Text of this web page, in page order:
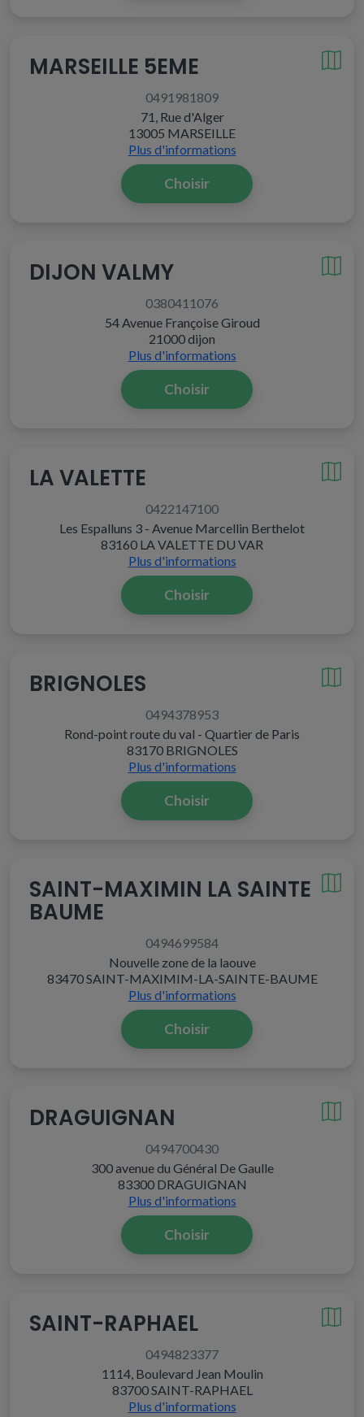
MARSEILLE 5EME
0491981809
71, Rue d'Alger
13005 MARSEILLE
Plus d'informations
Choisir
DIJON VALMY
0380411076
54 Avenue Françoise Giroud
21000 dijon
Plus d'informations
Choisir
LA VALETTE
0422147100
Les Espalluns 3 - Avenue Marcellin Berthelot
83160 LA VALETTE DU VAR
Plus d'informations
Choisir
BRIGNOLES
0494378953
Rond-point route du val - Quartier de Paris
83170 BRIGNOLES
Plus d'informations
Choisir
SAINT-MAXIMIN LA SAINTE
BAUME
0494699584
Nouvelle zone de la laouve
83470 SAINT-MAXIMIM-LA-SAINTE-BAUME
Plus d'informations
Choisir
DRAGUIGNAN
0494700430
300 avenue du Général De Gaulle
83300 DRAGUIGNAN
Plus d'informations
Choisir
SAINT-RAPHAEL
0494823377
1114, Boulevard Jean Moulin
83700 SAINT-RAPHAEL
Plus d'informations